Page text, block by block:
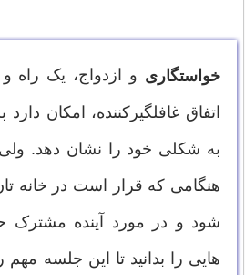
خواستگاری و ازدواج، یک راه
اتفاق غافلگیرکننده، امکان
به شکلی خود را نشان دهد.
هنگامی که قرار است در خانه
شود و در مورد آينده مشترک
هایی را بدانید تا این جلسه